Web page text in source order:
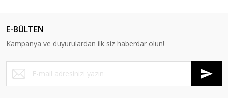
E-BÜLTEN
Kampanya ve duyurulardan ilk siz haberdar olun!